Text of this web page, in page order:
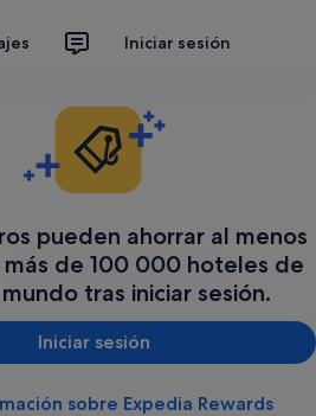
Iniciar sesión
pueden ahorrar al menos
más de 100 000 hoteles de
tras iniciar sesión.
Iniciar sesión
sobre Expedia Rewards
Buscar